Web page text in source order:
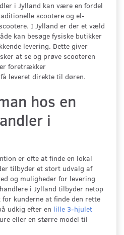
i Jylland kan være en fordel
scootere og el-
I Jylland er der et væld
kan besøge fysiske butikker
levering. Dette giver
at se og prøve scooteren
foretrækker
leveret direkte til døren.
hos en
i
er ofte at finde en lokal
tilbyder et stort udvalg af
og muligheder for levering
i Jylland tilbyder netop
kunderne at finde den rette
udkig efter en lille 3-hjulet
eller en større model til